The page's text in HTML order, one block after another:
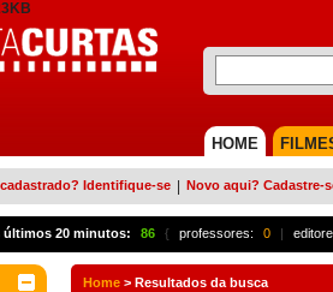
HOME
Identifique-se Novo aqui? Cadastre-
últimos 20 minutos: 86 { professores: 0 |
Home > Resultados da busca